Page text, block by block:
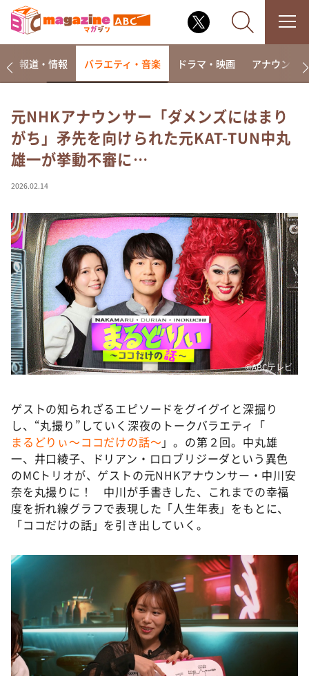
なるみ・岡村の過ぎるTV
相席食堂
これ余談なんですけど・・・
て真剣です
探偵！ナイトスクープ
news おかえり
河合＆A.B.C-Z塚田×福井アナ「なんでやねん！？」
（news おかえり）
DAIGOも台所 ～きょうの献立 何にする？～
本日はダイアンなり！シーズン２
朝だ！生です旅サラダ
ＬＩＦＥ～夢のカタチ～
新婚さんいらっしゃい！
ポツンと一軒家
ザキ山小屋本館
ぺこぱのまるスポ
アナ回覧板
報道・情報 バラエティ・音楽 ドラマ・映画 アナウンサー
元NHKアナウンサー「ダメンズにはまり
がち」矛先を向けられた元KAT-TUN中丸
雄一が挙動不審に…
2026.02.14
©️ABCテレビ
ゲストの知られざるエピソードをグイグイと深掘り
し、“丸撮り”していく深夜のトークバラエティ「
まるどりぃ〜ココだけの話〜」。の第２回。中丸雄
一、井口綾子、ドリアン・ロロブリジーダという異色
のMCトリオが、ゲストの元NHKアナウンサー・中川安
奈を丸撮りに！ 中川が手書きした、これまでの幸福
度を折れ線グラフで表現した「人生年表」をもとに、
「ココだけの話」を引き出していく。